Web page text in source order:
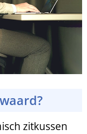
zitkussen